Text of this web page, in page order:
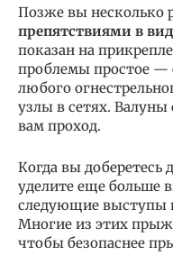
Позже вы несколько
препятствиями в
показан на
проблемы простое —
любого
узлы в сетях. Валуны
вам проход.
Когда вы доберетесь
уделите еще больше
следующие выступы
Многие из этих
чтобы безопаснее